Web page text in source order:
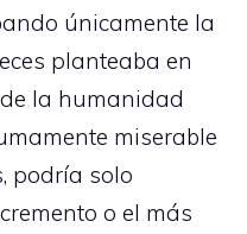
únicamente la
planteaba en
la humanidad
miserable
podría solo
o el más